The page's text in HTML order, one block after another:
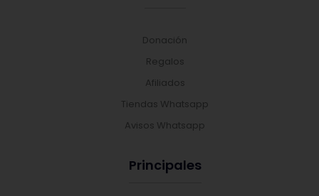
Donación
Regalos
Afiliados
Tiendas Whatsapp
Avisos Whatsapp
Principales